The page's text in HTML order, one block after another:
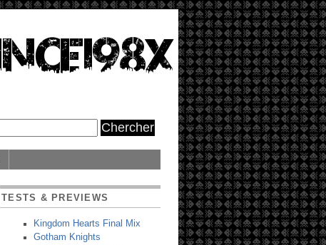
TESTS & PREVIEWS
Kingdom Hearts Final Mix
Gotham Knights